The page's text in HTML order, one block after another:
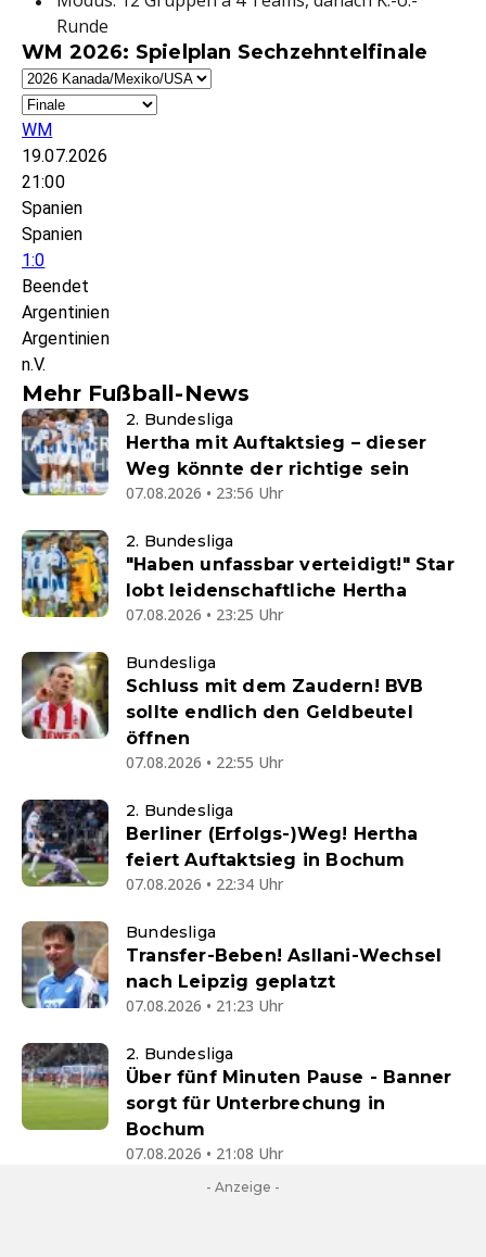
Runde
WM 2026: Spielplan Sechzehntelfinale
WM
19.07.2026
21:00
Spanien
Spanien
1:0
Beendet
Argentinien
Argentinien
n.V.
Mehr Fußball-News
2. Bundesliga
Hertha mit Auftaktsieg – dieser
Weg könnte der richtige sein
07.08.2026 • 23:56 Uhr
2. Bundesliga
"Haben unfassbar verteidigt!" Star
lobt leidenschaftliche Hertha
07.08.2026 • 23:25 Uhr
Bundesliga
Schluss mit dem Zaudern! BVB
sollte endlich den Geldbeutel
öffnen
07.08.2026 • 22:55 Uhr
2. Bundesliga
Berliner (Erfolgs-)Weg! Hertha
feiert Auftaktsieg in Bochum
07.08.2026 • 22:34 Uhr
Bundesliga
Transfer-Beben! Asllani-Wechsel
nach Leipzig geplatzt
07.08.2026 • 21:23 Uhr
2. Bundesliga
Über fünf Minuten Pause - Banner
sorgt für Unterbrechung in
Bochum
07.08.2026 • 21:08 Uhr
- Anzeige -